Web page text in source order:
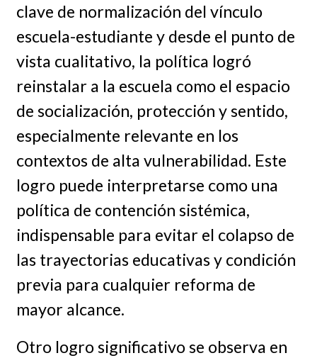
clave de normalización del vínculo
escuela-estudiante y desde el punto de
vista cualitativo, la política logró
reinstalar a la escuela como el espacio
de socialización, protección y sentido,
especialmente relevante en los
contextos de alta vulnerabilidad. Este
logro puede interpretarse como una
política de contención sistémica,
indispensable para evitar el colapso de
las trayectorias educativas y condición
previa para cualquier reforma de
mayor alcance.
Otro logro significativo se observa en